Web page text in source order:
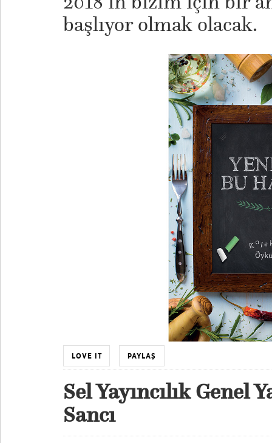
başlıyor olmak olacak.
LOVE IT PAYLAŞ
Sel Yayıncılık Genel
Sancı